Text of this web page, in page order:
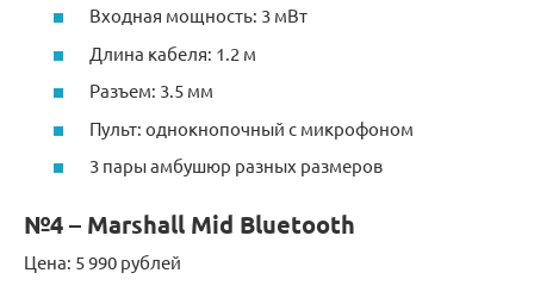
Входная мощность: 3 мВт
Длина кабеля: 1.2 м
Разъем: 3.5 мм
Пульт: однокнопочный с микрофоном
3 пары амбушюр разных размеров
№4 – Marshall Mid Bluetooth
Цена: 5 990 рублей